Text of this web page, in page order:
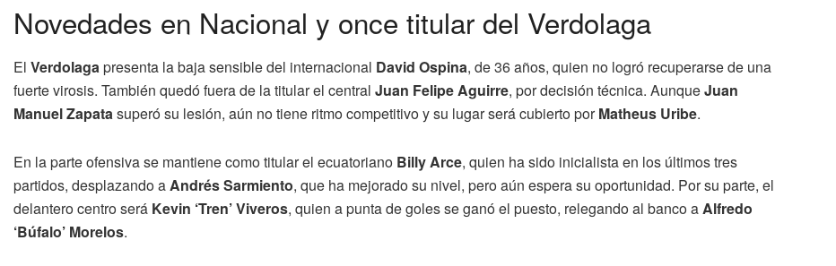
Novedades en Nacional y once titular del Verdolaga
El Verdolaga presenta la baja sensible del internacional David Ospina, de 36 años, quien no logró recuperarse de una
fuerte virosis. También quedó fuera de la titular el central Juan Felipe Aguirre, por decisión técnica. AunqueJuan
Manuel Zapata superó su lesión, aún no tiene ritmo competitivo y su lugar será cubierto porMatheus Uribe.
En la parte ofensiva se mantiene como titular el ecuatoriano Billy Arce, quien ha sido inicialista en los últimos tres
partidos, desplazando a Andrés Sarmiento, que ha mejorado su nivel, pero aún espera su oportunidad. Por su parte, el
delantero centro será Kevin ‘Tren’ Viveros, quien a punta de goles se ganó el puesto, relegando al banco a Alfredo
‘Búfalo’ Morelos.